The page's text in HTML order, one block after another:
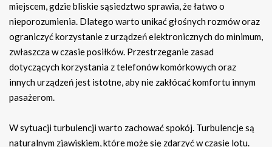
miejscem, gdzie bliskie sąsiedztwo sprawia, że łatwo o
nieporozumienia. Dlatego warto unikać głośnych rozmów oraz
ograniczyć korzystanie z urządzeń elektronicznych do minimum,
zwłaszcza w czasie posiłków. Przestrzeganie zasad
dotyczących korzystania z telefonów komórkowych oraz
innych urządzeń jest istotne, aby nie zakłócać komfortu innym
pasażerom.
W sytuacji turbulencji warto zachować spokój. Turbulencje są
naturalnym zjawiskiem, które może się zdarzyć w czasie lotu.